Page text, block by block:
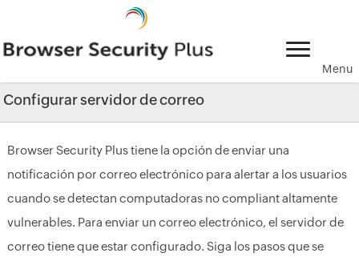
Menu
Configurar servidor de correo
Browser Security Plus tiene la opción de enviar una
notificación por correo electrónico para alertar a los usuarios
cuando se detectan computadoras no compliant altamente
vulnerables. Para enviar un correo electrónico, el servidor de
correo tiene que estar configurado. Siga los pasos que se